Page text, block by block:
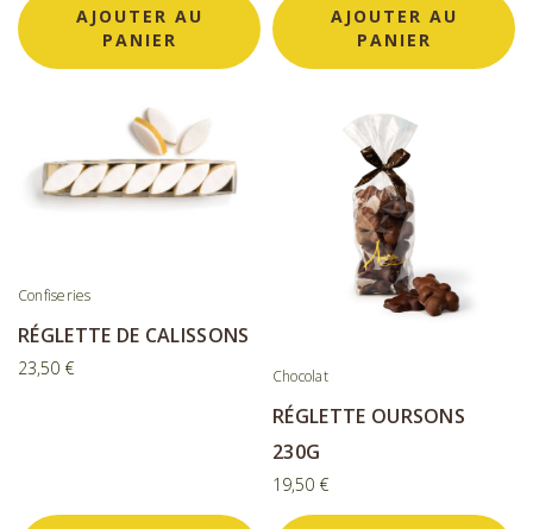
AJOUTER AU
PANIER
AJOUTER AU
PANIER
Confiseries
RÉGLETTE DE CALISSONS
23,50 € Chocolat
RÉGLETTE OURSONS
230G
19,50 €